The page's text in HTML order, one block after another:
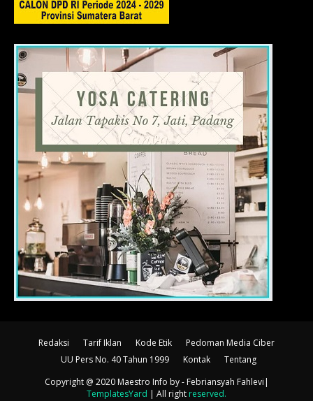
Redaksi Tarif Iklan Kode Etik
Pedoman Media Ciber
UU Pers No. 40 Tahun 1999
Kontak
Tentang
Copyright @ 2020 Maestro Info by - Febriansyah Fahlevi|
TemplatesYard | All right reserved.